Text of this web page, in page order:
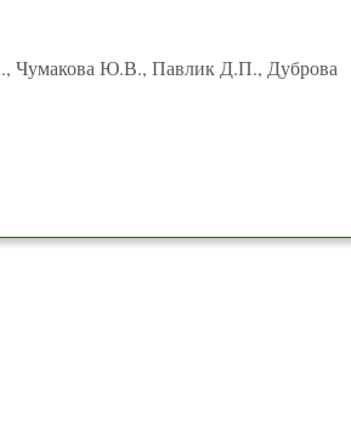
Чумакова Ю.В., Павлик Д.П., Дуброва